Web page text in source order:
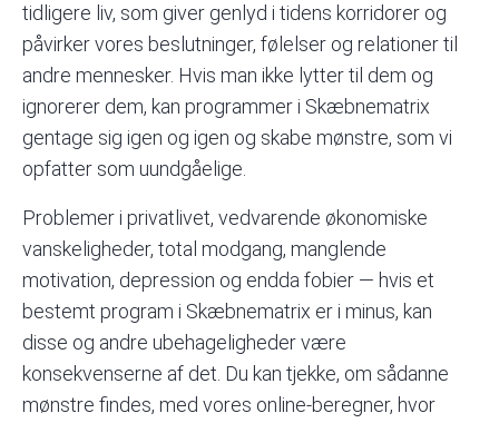
tidligere liv, som giver genlyd i tidens korridorer og
påvirker vores beslutninger, følelser og relationer til
andre mennesker. Hvis man ikke lytter til dem og
ignorerer dem, kan programmer i Skæbnematrix
gentage sig igen og igen og skabe mønstre, som vi
opfatter som uundgåelige.
Problemer i privatlivet, vedvarende økonomiske
vanskeligheder, total modgang, manglende
motivation, depression og endda fobier — hvis et
bestemt program i Skæbnematrix er i minus, kan
disse og andre ubehageligheder være
konsekvenserne af det. Du kan tjekke, om sådanne
mønstre findes, med vores online-beregner, hvor